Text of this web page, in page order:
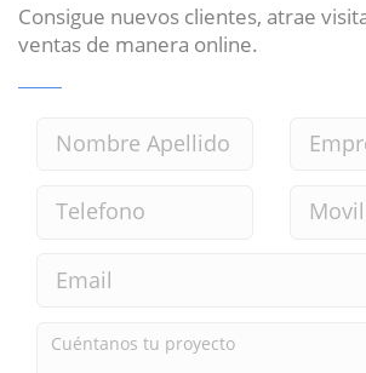
Consigue nuevos clientes, atrae
ventas de manera online.